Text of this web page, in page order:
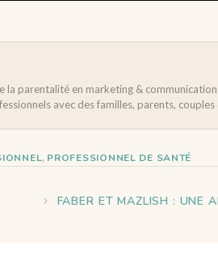
la parentalité en marketing &
avec des familles, parents, couples
, PROFESSIONNEL DE SANTÉ
FABER ET MAZLISH : UNE